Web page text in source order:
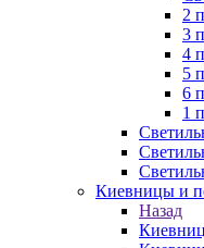
2
3
4
5
6
1
Киевницы и
Назад